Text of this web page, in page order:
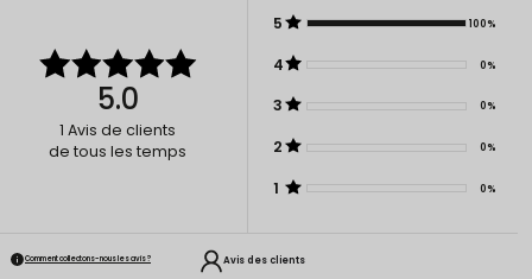
5.0
1 Avis de clients
de tous les temps
5 100%
4 0%
3 0%
2 0%
1 0%
Comment collectons-nous les avis ? Avis des clients